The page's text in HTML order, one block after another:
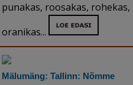
punakas, roosakas, rohekas,
oranikas...
Mälumäng: Tallinn: Nõmme